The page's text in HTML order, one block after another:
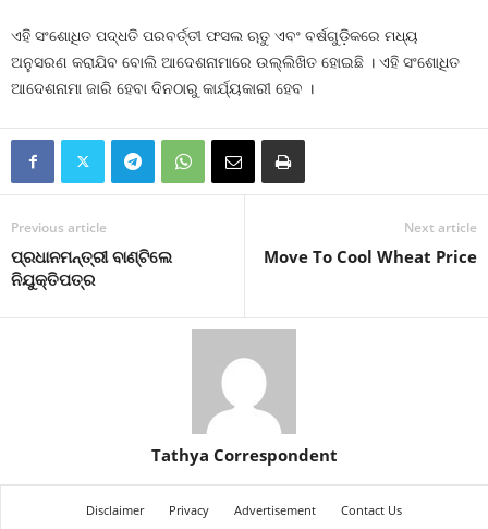
ଏହି ସଂଶୋଧିତ ପଦ୍ଧତି ପରବର୍ତ୍ତୀ ଫସଲ ଋତୁ ଏବଂ ବର୍ଷଗୁଡ଼ିକରେ ମଧ୍ୟ
ଅନୁସରଣ କରାଯିବ ବୋଲି ଆଦେଶନାମାରେ ଉଲ୍ଲିଖିତ ହୋଇଛି । ଏହି ସଂଶୋଧିତ
ଆଦେଶନାମା ଜାରି ହେବା ଦିନଠାରୁ କାର୍ଯ୍ୟକାରୀ ହେବ ।
Previous article
ପ୍ରଧାନମନ୍ତ୍ରୀ ବାଣ୍ଟିଲେ
ନିଯୁକ୍ତିପତ୍ର
Next article
Move To Cool Wheat Price
Tathya Correspondent
Disclaimer Privacy Advertisement Contact Us